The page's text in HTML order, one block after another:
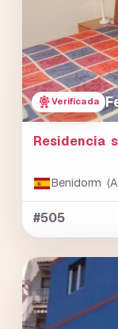
Verificada
Residencia
Benidorm
#505